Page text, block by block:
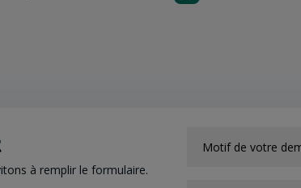
à remplir le formulaire.